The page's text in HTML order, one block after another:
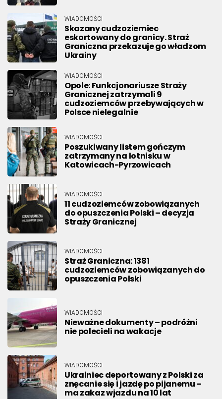
WIADOMOŚCI
Skazany cudzoziemiec
eskortowany do granicy. Straż
Graniczna przekazuje go władzom
Ukrainy
WIADOMOŚCI
Opole: Funkcjonariusze Straży
Granicznej zatrzymali 9
cudzoziemców przebywających w
Polsce nielegalnie
WIADOMOŚCI
Poszukiwany listem gończym
zatrzymany na lotnisku w
Katowicach-Pyrzowicach
WIADOMOŚCI
11 cudzoziemców zobowiązanych
do opuszczenia Polski – decyzja
Straży Granicznej
WIADOMOŚCI
Straż Graniczna: 1381
cudzoziemców zobowiązanych do
opuszczenia Polski
WIADOMOŚCI
Nieważne dokumenty – podróżni
nie polecieli na wakacje
WIADOMOŚCI
Ukrainiec deportowany z Polski za
znęcanie się i jazdę po pijanemu –
ma zakaz wjazdu na 10 lat